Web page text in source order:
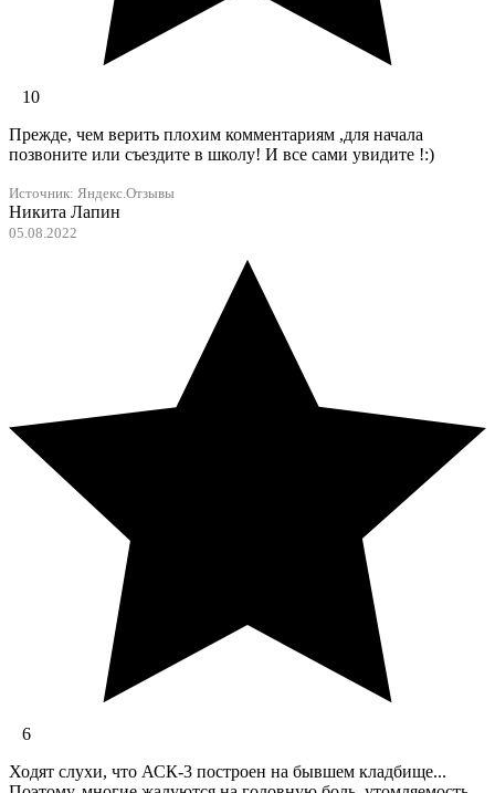
10
Прежде, чем верить плохим комментариям ,для начала
позвоните или съездите в школу! И все сами увидите !:)
Источник: Яндекс.Отзывы
Никита Лапин
05.08.2022
6
Ходят слухи, что АСК-3 построен на бывшем кладбище...